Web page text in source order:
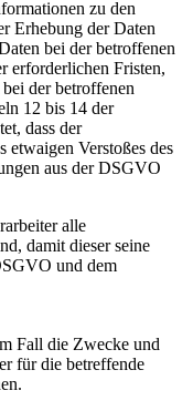
zu den
Erhebung der Daten
bei der betroffenen
erforderlichen Fristen,
der betroffenen
12 bis 14 der
dass der
etwaigen Verstoßes des
aus der DSGVO
alle
damit dieser seine
und dem
Fall die Zwecke und
für die betreffende